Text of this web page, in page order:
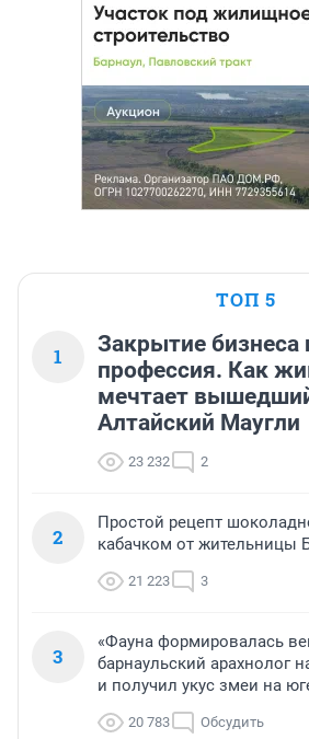
ТОП 5
1
Закрытие бизнеса
профессия. Как
мечтает
Алтайский Маугли
23 232 2
2
Простой рецепт
кабачком от жительницы
21 223 3
3
«Фауна формировалась
барнаульский арахнолог
и получил укус змеи на
20 783 Обсудить